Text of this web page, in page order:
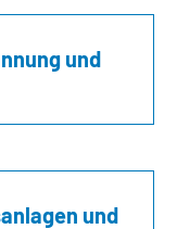
und
und